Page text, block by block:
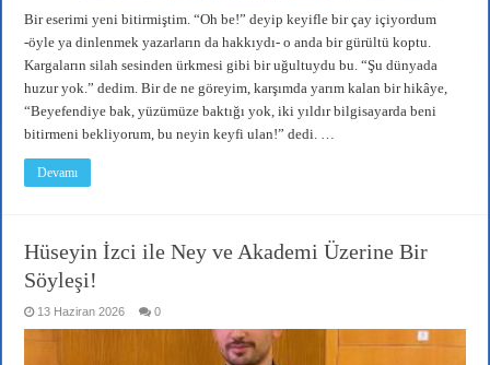
Bir eserimi yeni bitirmiştim. “Oh be!” deyip keyifle bir çay içiyordum
-öyle ya dinlenmek yazarların da hakkıydı- o anda bir gürültü koptu.
Kargaların silah sesinden ürkmesi gibi bir uğultuydu bu. “Şu dünyada
huzur yok.” dedim. Bir de ne göreyim, karşımda yarım kalan bir hikâye,
“Beyefendiye bak, yüzümüze baktığı yok, iki yıldır bilgisayarda beni
bitirmeni bekliyorum, bu neyin keyfi ulan!” dedi. …
Devamı
Hüseyin İzci ile Ney ve Akademi Üzerine Bir
Söyleşi!
13 Haziran 2026 0